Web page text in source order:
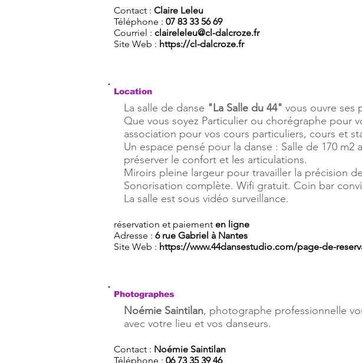
Contact : Claire Leleu
Téléphone : 07 83 33 56 69
Courriel : claireleleu@cl-dalcroze.fr
Site Web : https://cl-dalcroze.fr
Location
La salle de danse "La Salle du 44" vous ouvre ses
Que vous soyez Particulier ou chorégraphe pour
association pour vos cours particuliers, cours et
Un espace pensé pour la danse : Salle de 170
préserver le confort et les articulations.
Miroirs pleine largeur pour travailler la précision
Sonorisation complète. Wifi gratuit. Coin bar
La salle est sous vidéo surveillance.
réservation et paiement en ligne
Adresse : 6 rue Gabriel à Nantes
Site Web : https://www.44dansestudio.com/page-de-
Photographes
Noémie Saintilan, photographe professionnelle
avec votre lieu et vos danseurs.
Contact : Noémie Saintilan
Téléphone : 06 73 35 39 46